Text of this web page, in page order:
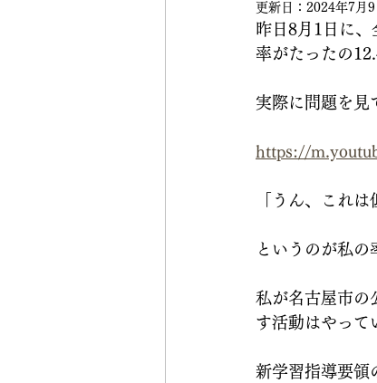
CRANE Peace
更新日： 2024年7月9
昨日8月1日に
率がたったの
実際に問題を見
https://
「うん、これ
というのが私の
私が名古屋市の
す活動はやって
新学習指導要領